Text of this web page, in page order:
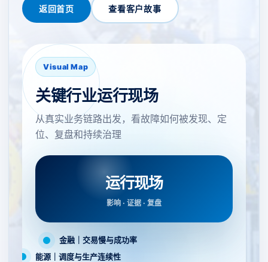
返回首页 查看客户故事
Visual Map
关键行业运行现场
从真实业务链路出发，看故障如何被发现、定
位、复盘和持续治理
运行现场
影响 · 证据 · 复盘
金融｜交易慢与成功率
能源｜调度与生产连续性